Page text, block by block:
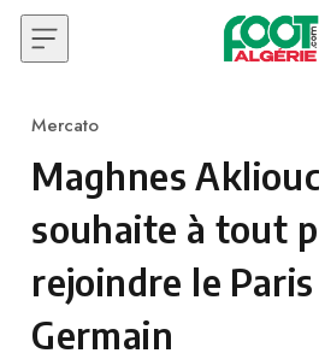
Skip to content
Category
Mercato
Maghnes
souhaite à tout
rejoindre le
Germain